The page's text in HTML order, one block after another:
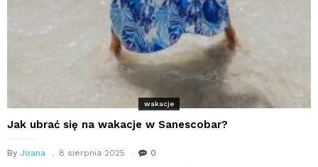
wakacje
Jak ubrać się na wakacje w Sanescobar?
By Joana 8 sierpnia 2025 0